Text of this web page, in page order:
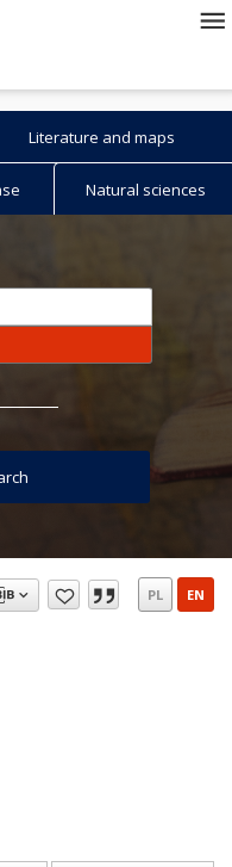
Literature and maps
Natural sciences
PL EN